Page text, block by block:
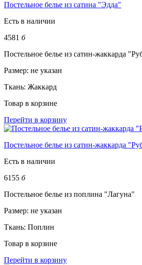
Постельное белье из сатина "Эдда"
Есть в наличии
4581 б
Постельное белье из сатин-жаккарда
Размер: не указан
Ткань: Жаккард
Товар в корзине
Перейти в корзину
Постельное белье из сатин-жаккарда
Есть в наличии
6155 б
Постельное белье из поплина "Лагуна"
Размер: не указан
Ткань: Поплин
Товар в корзине
Перейти в корзину